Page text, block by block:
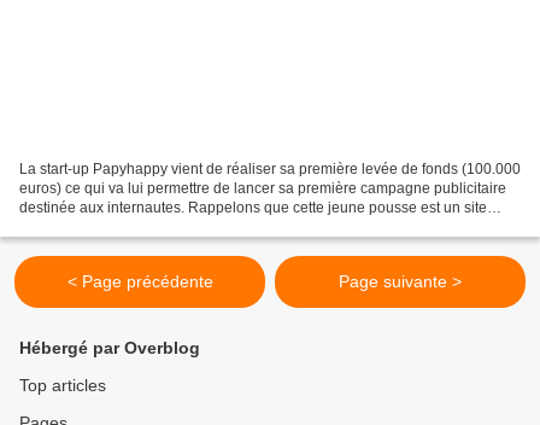
La start-up Papyhappy vient de réaliser sa première levée de fonds (100.000
euros) ce qui va lui permettre de lancer sa première campagne publicitaire
destinée aux internautes. Rappelons que cette jeune pousse est un site
< Page précédente Page suivante >
Hébergé par Overblog
Top articles